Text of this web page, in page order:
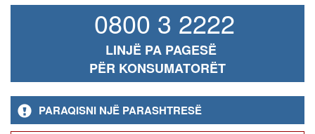
0800 3 2222
LINJË PA PAGESË
PËR KONSUMATORËT
PARAQISNI NJË PARASHTRESË